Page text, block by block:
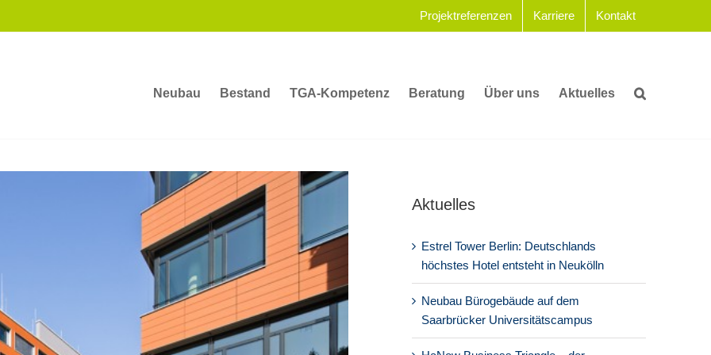
Projektreferenzen Karriere Kontakt
Neubau Bestand TGA-Kompetenz Beratung Über uns Aktuelles
Aktuelles
Estrel Tower Berlin: Deutschlands
höchstes Hotel entsteht in Neukölln
Neubau Bürogebäude auf dem
Saarbrücker Universitätscampus